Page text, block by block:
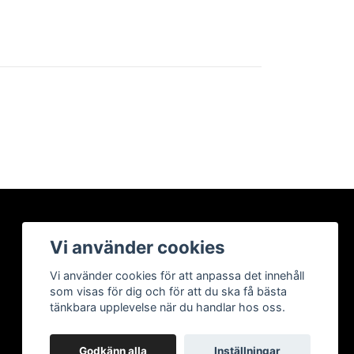
Vi använder cookies
Vi använder cookies för att anpassa det innehåll
som visas för dig och för att du ska få bästa
tänkbara upplevelse när du handlar hos oss.
Godkänn alla Inställningar